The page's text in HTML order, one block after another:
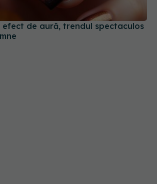
efect de aură, trendul spectaculos